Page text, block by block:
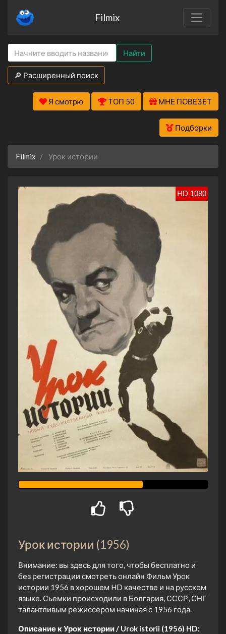
Filmix
Найти
🔎 Расширенный поиск
Я смотрю ТОП 50 МНЕ ПОВЕЗЕТ
Подборки
Filmix Урок истории
HD 1080
Урок истории (1956)
Внимание: вы здесь для того, чтобы бесплатно и
без регистрации смотреть онлайн Фильм Урок
истории 1956 в хорошем HD качестве и на русском
языке. Сьемки происходили в Болгария, СССР, СНГ
талантливым режиссером начиная с 1956 года.
Описание к Урок истории / Urok istorii (1956) HD: